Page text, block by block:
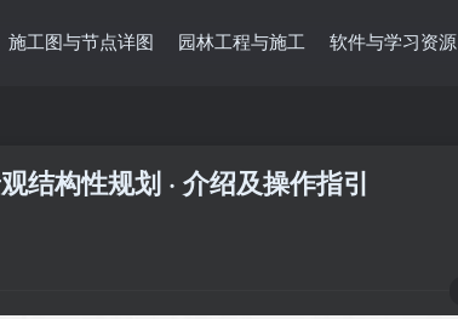
施工图与节点详图 园林工程与施工 软件与学习资源
结构性规划 · 介绍及操作指引